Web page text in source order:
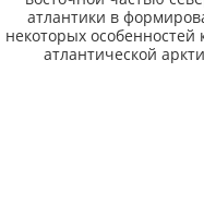
атлантики в
некоторых особенностей
атлантической